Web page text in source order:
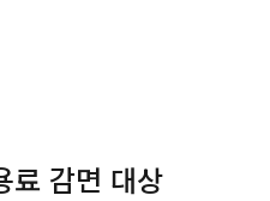
료 감면 대상